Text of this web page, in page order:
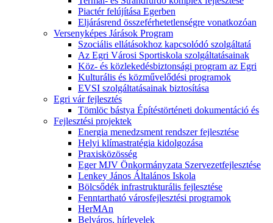
Piactér felújítása Egerben
Eljárásrend összeférhetetlenségre vonatkozóan
Versenyképes Járások Program
Szociális ellátásokhoz kapcsolódó szolgáltatá
Az Egri Városi Sportiskola szolgáltatásainak
Köz- és közlekedésbiztonsági program az Egri
Kulturális és közművelődési programok
EVSI szolgáltatásainak biztosítása
Egri vár fejlesztés
Tömlöc bástya Építéstörténeti dokumentáció és
Fejlesztési projektek
Energia menedzsment rendszer fejlesztése
Helyi klímastratégia kidolgozása
Praxisközösség
Eger MJV Önkormányzata Szervezetfejlesztése
Lenkey János Általános Iskola
Bölcsődék infrastrukturális fejlesztése
Fenntartható városfejlesztési programok
HerMAn
Belváros, hírlevelek